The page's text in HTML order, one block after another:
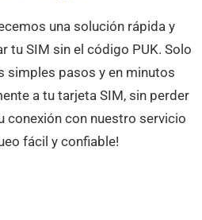
una solución rápida y
tu SIM sin el código PUK. Solo
simples pasos y en minutos
a tu tarjeta SIM, sin perder
conexión con nuestro servicio
fácil y confiable!